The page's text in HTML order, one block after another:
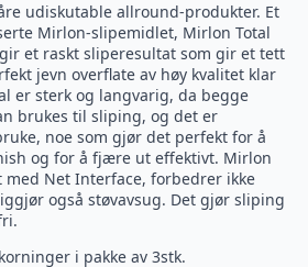
udiskutable allround-produkter. Et
Mirlon-slipemidlet, Mirlon Total
et raskt sliperesultat som gir et tett
jevn overflate av høy kvalitet klar
er sterk og langvarig, da begge
brukes til sliping, og det er
noe som gjør det perfekt for å
og for å fjære ut effektivt. Mirlon
Net Interface, forbedrer ikke
også støvavsug. Det gjør sliping
i pakke av 3stk.